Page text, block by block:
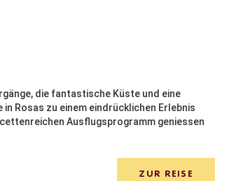
die fantastische Küste und eine
Rosas zu einem eindrücklichen Erlebnis
Ausflugsprogramm geniessen
ZUR REISE